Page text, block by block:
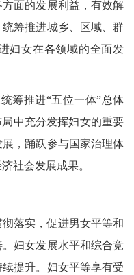
面的发展利益，有效解
筹推进城乡、区域、群
妇女在各领域的全面发
筹推进“五位一体”总体
中充分发挥妇女的重要
，踊跃参与国家治理体
社会发展成果。
落实，促进男女平等和
妇女发展水平和综合竞
提升。妇女平等享有受